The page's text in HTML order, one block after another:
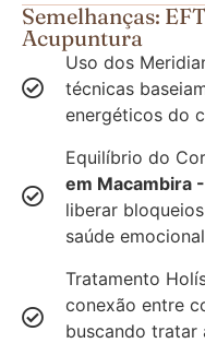
Semelhanças:
Acupuntura
Uso dos
técnicas
energéticos do
Equilíbrio do
em Macambira -
liberar
saúde
Tratamento
conexão entre
buscando tratar